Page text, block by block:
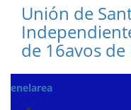
Unión de
de 16avos de
enelarea